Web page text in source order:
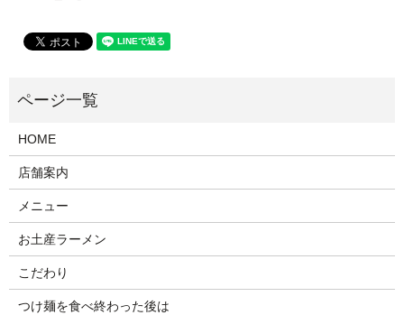
HOME
店舗案内
メニュー
お土産ラーメン
こだわり
つけ麺を食べ終わった後は